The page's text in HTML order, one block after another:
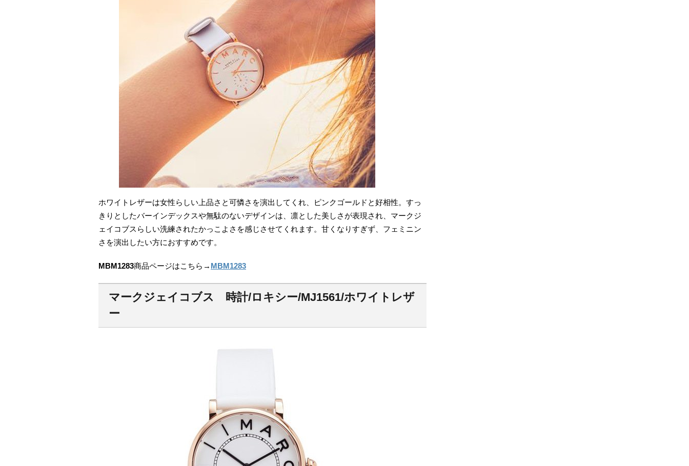
ホワイトレザーは女性らしい上品さと可憐さを演出してくれ、ピンクゴールドと好相性。すっ
きりとしたバーインデックスや無駄のないデザインは、凛とした美しさが表現され、マークジ
ェイコブスらしい洗練されたかっこよさを感じさせてくれます。甘くなりすぎず、フェミニン
さを演出したい方におすすめです。
MBM1283商品ページはこちら→ MBM1283
マークジェイコブス 時計/ロキシー/MJ1561/ホワイトレザ
ー